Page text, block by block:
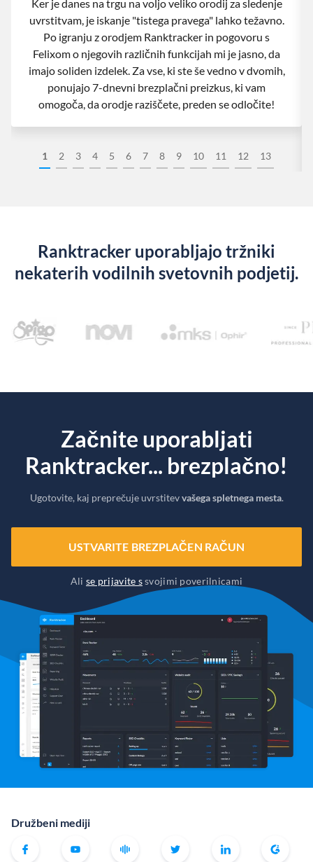
1 2 3 4 5 6 7 8 9 10 11 12 13
Ker je danes na trgu na voljo veliko orodij za sledenje
uvrstitvam, je iskanje "tistega pravega" lahko težavno.
Po igranju z orodjem Ranktracker in pogovoru s
Felixom o njegovih različnih funkcijah mi je jasno, da
imajo soliden izdelek. Za vse, ki ste še vedno v dvomih,
ponujajo 7-dnevni brezplačni preizkus, ki vam
omogoča, da orodje raziščete, preden se odločite!
Ranktracker uporabljajo tržniki
nekaterih vodilnih svetovnih podjetij.
Začnite uporabljati
Ranktracker... brezplačno!
Ugotovite, kaj preprečuje uvrstitevvašega spletnega mesta.
USTVARITE BREZPLAČEN RAČUN
Alise prijavite ssvojimi poverilnicami
Družbeni mediji